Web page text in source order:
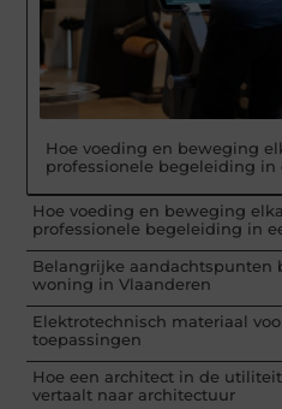
Hoe voeding en beweging
professionele begeleiding in
Hoe voeding en beweging
professionele begeleiding in
Belangrijke aandachtspunten
woning in Vlaanderen
Elektrotechnisch materiaal
toepassingen
Hoe een architect in de
vertaalt naar architectuur